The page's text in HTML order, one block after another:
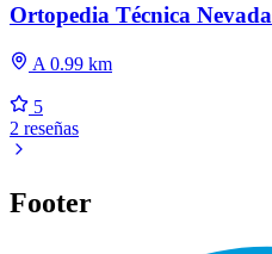
Ortopedia Técnica Nevada
A 0.99 km
5
2 reseñas
Footer